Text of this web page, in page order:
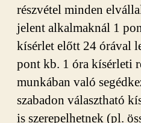
részvétel minden
jelent alkalmaknál 1
kísérlet előtt 24 órával
pont kb. 1 óra kísérleti
munkában való
szabadon választható
is szerepelhetnek (pl.